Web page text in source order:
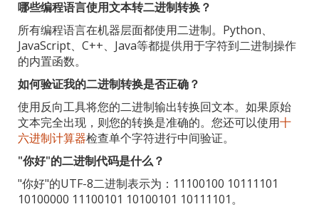
哪些编程语言使用文本转二进制转换？
所有编程语言在机器层面都使用二进制。Python、
JavaScript、C++、Java等都提供用于字符到二进制操作
的内置函数。
如何验证我的二进制转换是否正确？
使用反向工具将您的二进制输出转换回文本。如果原始
文本完全出现，则您的转换是准确的。您还可以使用十
六进制计算器检查单个字符进行中间验证。
"你好"的二进制代码是什么？
"你好"的UTF-8二进制表示为：11100100 10111101
10100000 11100101 10100101 10111101。